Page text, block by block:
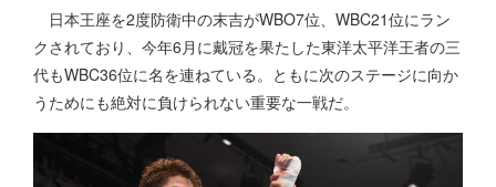
日本王座を2度防衛中の末吉がWBO7位、WBC21位にラン
クされており、今年6月に戴冠を果たした東洋太平洋王者の三
代もWBC36位に名を連ねている。ともに次のステージに向か
うためにも絶対に負けられない重要な一戦だ。